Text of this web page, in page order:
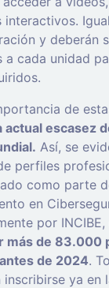
y deberán
a cada unidad
de
actual escasez
Así, se
perfiles
como parte
en
por
más de 83.000
de 2024.
ya en